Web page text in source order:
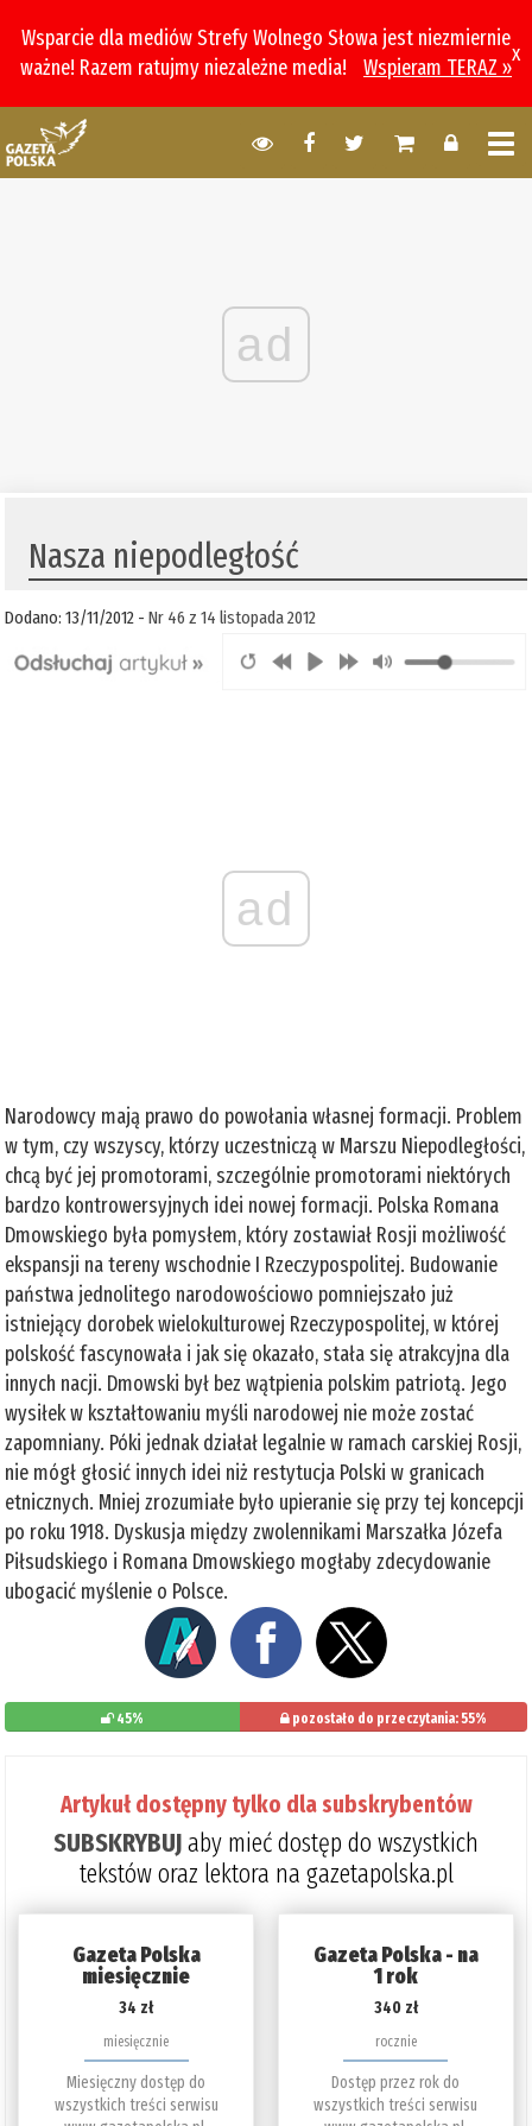
Wsparcie dla mediów Strefy Wolnego Słowa jest niezmiernie
ważne! Razem ratujmy niezależne media!
Wspieram TERAZ »
x
ad
Nasza niepodległość
Dodano: 13/11/2012 -Nr 46 z 14 listopada 2012
ad
Narodowcy mają prawo do powołania własnej formacji. Problem
w tym, czy wszyscy, którzy uczestniczą w Marszu Niepodległości,
chcą być jej promotorami, szczególnie promotorami niektórych
bardzo kontrowersyjnych idei nowej formacji. Polska Romana
Dmowskiego była pomysłem, który zostawiał Rosji możliwość
ekspansji na tereny wschodnie I Rzeczypospolitej. Budowanie
państwa jednolitego narodowościowo pomniejszało już
istniejący dorobek wielokulturowej Rzeczypospolitej, w której
polskość fascynowała i jak się okazało, stała się atrakcyjna dla
innych nacji. Dmowski był bez wątpienia polskim patriotą. Jego
wysiłek w kształtowaniu myśli narodowej nie może zostać
zapomniany. Póki jednak działał legalnie w ramach carskiej Rosji,
nie mógł głosić innych idei niż restytucja Polski w granicach
etnicznych. Mniej zrozumiałe było upieranie się przy tej koncepcji
po roku 1918. Dyskusja między zwolennikami Marszałka Józefa
Piłsudskiego i Romana Dmowskiego mogłaby zdecydowanie
ubogacić myślenie o Polsce.
45% pozostało do przeczytania: 55%
Artykuł dostępny tylko dla subskrybentów
SUBSKRYBUJaby mieć dostęp do wszystkich
tekstów oraz lektora na gazetapolska.pl
Gazeta Polska
miesięcznie
34 zł
miesięcznie
Miesięczny dostęp do
wszystkich treści serwisu
Gazeta Polska - na
1 rok
340 zł
rocznie
Dostęp przez rok do
wszystkich treści serwisu